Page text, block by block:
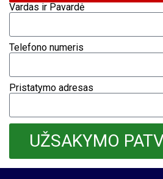
Vardas ir Pavardė
Telefono numeris
Pristatymo adresas
UŽSAKYMO